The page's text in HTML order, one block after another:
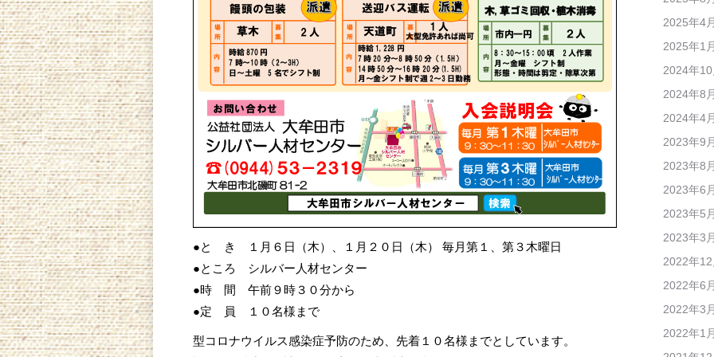
●と き １月６日（木）、１月２０日（木） 毎月第１、第３木曜日
●ところ シルバー人材センター
●時 間 午前９時３０分から
●定 員 １０名様まで
型コロナウイルス感染症予防のため、先着１０名様までとしています。
2025年4
2025年1
2024年
2024年8
2024年4
2023年9
2023年8
2023年6
2023年5
2023年3
2022年
2022年6
2022年3
2022年1